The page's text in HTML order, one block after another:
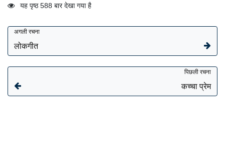
यह पृष्ठ 588 बार देखा गया है
अगली रचना
लोकगीत
पिछली रचना
कच्चा प्रेम